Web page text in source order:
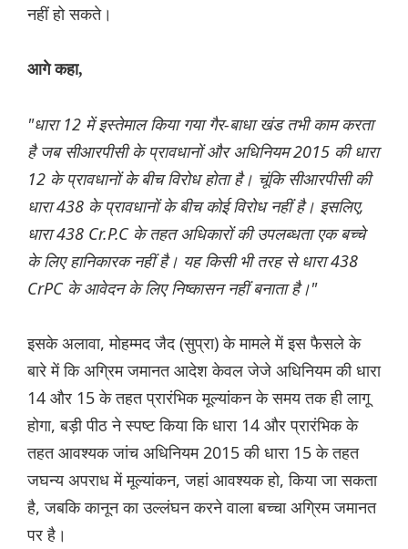
नहीं हो सकते।
आगे कहा,
"धारा 12 में इस्तेमाल किया गया गैर-बाधा खंड तभी काम करता
है जब सीआरपीसी के प्रावधानों और अधिनियम 2015 की धारा
12 के प्रावधानों के बीच विरोध होता है। चूंकि सीआरपीसी की
धारा 438 के प्रावधानों के बीच कोई विरोध नहीं है। इसलिए,
धारा 438 Cr.P.C के तहत अधिकारों की उपलब्धता एक बच्चे
के लिए हानिकारक नहीं है। यह किसी भी तरह से धारा 438
CrPC के आवेदन के लिए निष्कासन नहीं बनाता है।"
इसके अलावा, मोहम्मद जैद (सुप्रा) के मामले में इस फैसले के
बारे में कि अग्रिम जमानत आदेश केवल जेजे अधिनियम की धारा
14 और 15 के तहत प्रारंभिक मूल्यांकन के समय तक ही लागू
होगा, बड़ी पीठ ने स्पष्ट किया कि धारा 14 और प्रारंभिक के
तहत आवश्यक जांच अधिनियम 2015 की धारा 15 के तहत
जघन्य अपराध में मूल्यांकन, जहां आवश्यक हो, किया जा सकता
है, जबकि कानून का उल्लंघन करने वाला बच्चा अग्रिम जमानत
पर है।